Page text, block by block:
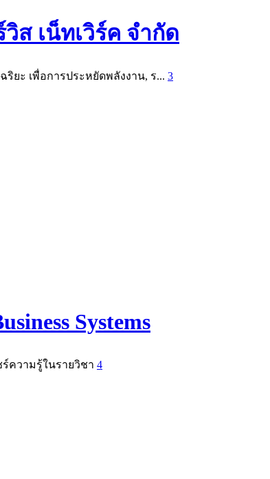
ส เน็ทเวิร์ค จำกัด
ยะ เพื่อการประหยัดพลังงาน, ร... 3
Systems
ร์ความรู้ในรายวิชา 4